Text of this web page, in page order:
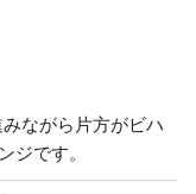
ながら片方がビハ
ジです。